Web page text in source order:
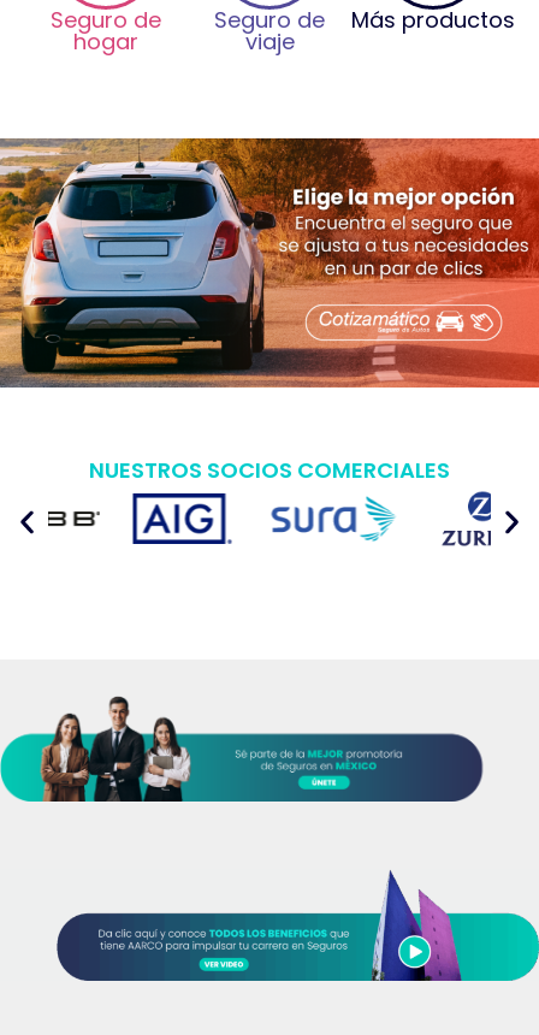
Seguro de
hogar
Seguro de
viaje
Más productos
NUESTROS SOCIOS COMERCIALES